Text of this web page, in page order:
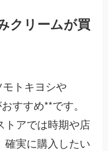
クリームが買
トキヨシや
すすめ**です。
トアでは時期や店
確実に購入したい